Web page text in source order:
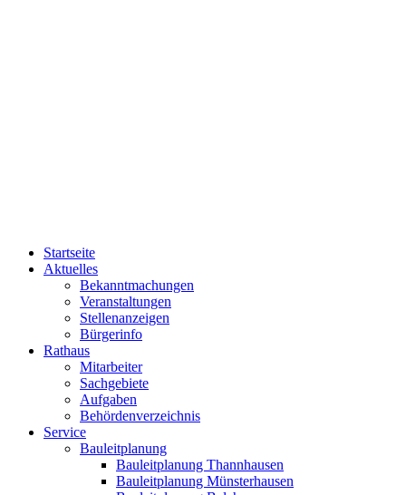
Startseite
Aktuelles
Bekanntmachungen
Veranstaltungen
Stellenanzeigen
Bürgerinfo
Rathaus
Mitarbeiter
Sachgebiete
Aufgaben
Behördenverzeichnis
Service
Bauleitplanung
Bauleitplanung Thannhausen
Bauleitplanung Münsterhausen